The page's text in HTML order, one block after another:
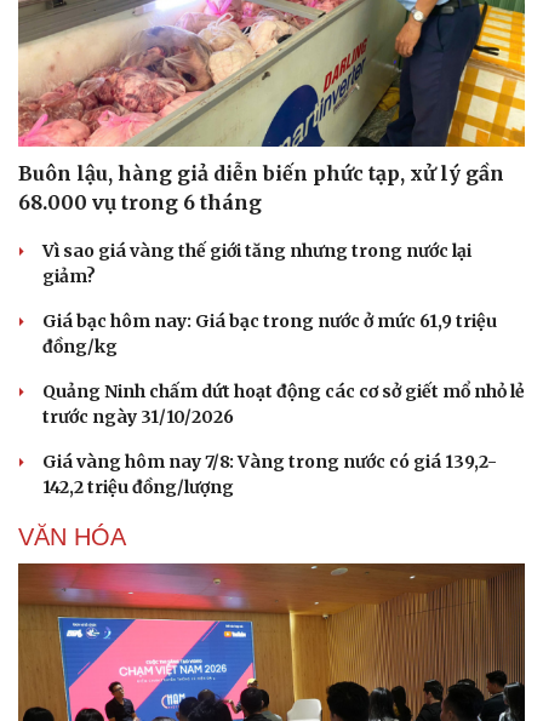
Sức khỏe
Dinh dưỡng - món ngon
Cây thuốc
Nhi khoa
Nam khoa
Làm đẹp - giảm cân
Phòng mạch online
Ăn sạch sống khỏe
Đời sống
Nhà đẹp
Buôn lậu, hàng giả diễn biến phức tạp, xử lý gần
68.000 vụ trong 6 tháng
Vì sao giá vàng thế giới tăng nhưng trong nước lại
giảm?
Giá bạc hôm nay: Giá bạc trong nước ở mức 61,9 triệu
đồng/kg
Quảng Ninh chấm dứt hoạt động các cơ sở giết mổ nhỏ lẻ
trước ngày 31/10/2026
Giá vàng hôm nay 7/8: Vàng trong nước có giá 139,2-
142,2 triệu đồng/lượng
VĂN HÓA